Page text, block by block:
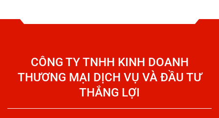
CÔNG TY TNHH KINH DOANH
THƯƠNG MẠI DỊCH VỤ VÀ ĐẦU TƯ
THẮNG LỢI